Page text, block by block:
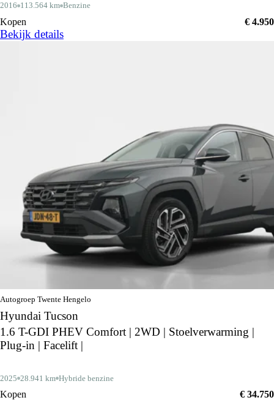
2016 113.564 km Benzine
Kopen € 4.950
Bekijk details
Autogroep Twente Hengelo
Hyundai Tucson
1.6 T-GDI PHEV Comfort | 2WD | Stoelverwarming |
Plug-in | Facelift |
2025 28.941 km Hybride benzine
Kopen € 34.750